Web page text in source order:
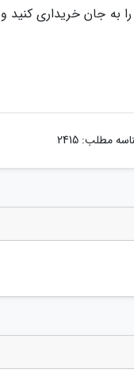
به جان خریداری کنید و
مطلب: 2415